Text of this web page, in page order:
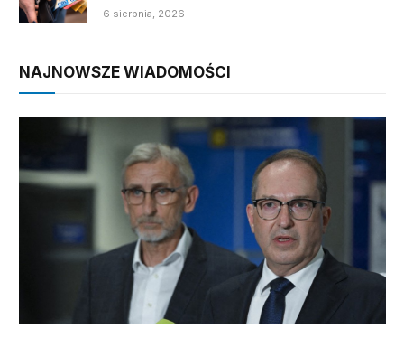
6 sierpnia, 2026
NAJNOWSZE WIADOMOŚCI